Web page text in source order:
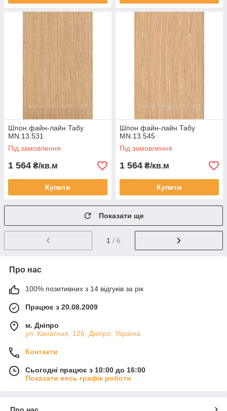
Шпон файн-лайн Табу
MN.13.531
Під замовлення
1 564 ₴/кв.м
Купити
Шпон файн-лайн Табу
MN.13.545
Під замовлення
1 564 ₴/кв.м
Купити
Показати ще
1 / 6
Про нас
100% позитивних з 14 відгуків за рік
Працює з 20.08.2009
м. Дніпро
ул. Канатная, 126, Дніпро, Україна
Контакти
Сьогодні працює з 10:00 до 16:00
Показати весь графік роботи